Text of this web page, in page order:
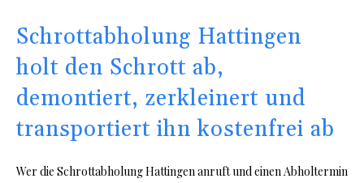
Schrottabholung Hattingen
holt den Schrott ab,
demontiert, zerkleinert und
transportiert ihn kostenfrei ab
Wer die Schrottabholung Hattingen anruft und einen Abholtermin